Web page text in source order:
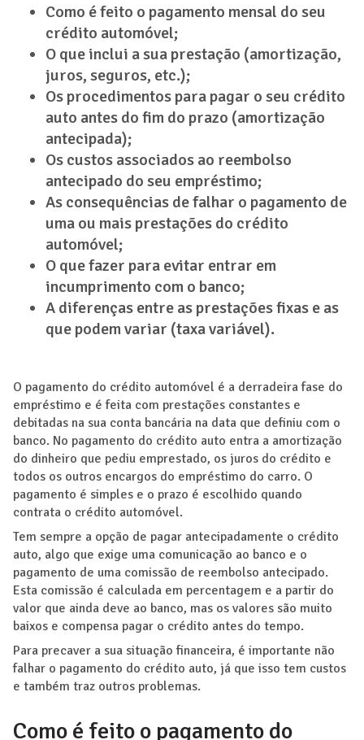
Como é feito o pagamento mensal do seu
crédito automóvel;
O que inclui a sua prestação (amortização,
juros, seguros, etc.);
Os procedimentos para pagar o seu crédito
auto antes do fim do prazo (amortização
antecipada);
Os custos associados ao reembolso
antecipado do seu empréstimo;
As consequências de falhar o pagamento de
uma ou mais prestações do crédito
automóvel;
O que fazer para evitar entrar em
incumprimento com o banco;
A diferenças entre as prestações fixas e as
que podem variar (taxa variável).
O pagamento do crédito automóvel é a derradeira fase do
empréstimo e é feita com prestações constantes e
debitadas na sua conta bancária na data que definiu com o
banco. No pagamento do crédito auto entra a amortização
do dinheiro que pediu emprestado, os juros do crédito e
todos os outros encargos do empréstimo do carro. O
pagamento é simples e o prazo é escolhido quando
contrata o crédito automóvel.
Tem sempre a opção de pagar antecipadamente o crédito
auto, algo que exige uma comunicação ao banco e o
pagamento de uma comissão de reembolso antecipado.
Esta comissão é calculada em percentagem e a partir do
valor que ainda deve ao banco, mas os valores são muito
baixos e compensa pagar o crédito antes do tempo.
Para precaver a sua situação financeira, é importante não
falhar o pagamento do crédito auto, já que isso tem custos
e também traz outros problemas.
Como é feito o pagamento do